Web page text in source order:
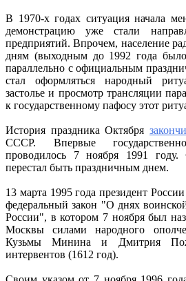
В 1970-х годах ситуация начала
демонстрацию уже стали
предприятий. Впрочем, население
дням (выходным до 1992 года
параллельно с официальным
стал оформляться народный
застолье и просмотр трансляции
к государственному пафосу этот
История праздника Октября
СССР. Впервые
проводилось 7 ноября 1991
перестал быть праздничным днем.
13 марта 1995 года президент
федеральный закон "О днях
России", в котором 7 ноября был
Москвы силами народного
Кузьмы Минина и Дмитрия
интервентов (1612 год).